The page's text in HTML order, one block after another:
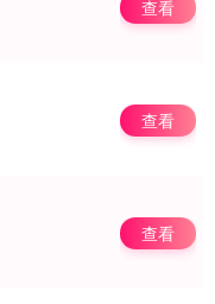
查看
查看
查看